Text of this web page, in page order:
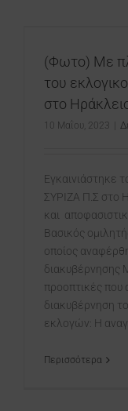
(Φωτο) Με
του
στο
10 Μαΐου, 2023
Εγκαινιάστηκε
ΣΥΡΙΖΑ Π.Σ στο
και
Βασικός
οποίος
διακυβέρνησης
προοπτικές που
διακυβέρνηση
εκλογών: Η
Περισσότερα